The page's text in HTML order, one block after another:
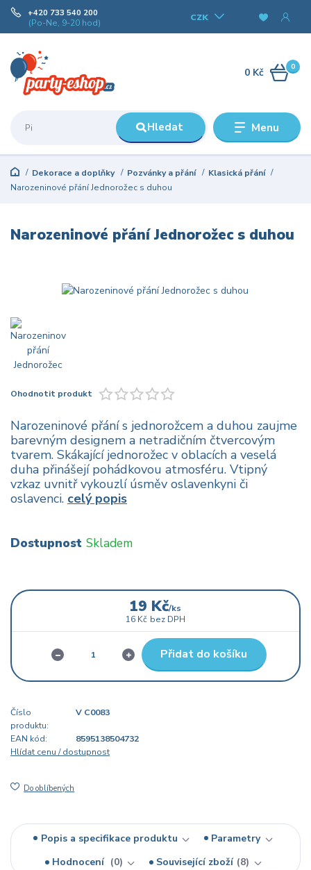
Menu
CZK
Hledat
+420 733 540 200
(Po-Ne, 9-20 hod)
0
0 Kč
Dekorace a doplňky Pozvánky a přání
Klasická přání
Narozeninové přání Jednorožec s duhou
Narozeninové přání Jednorožec s duhou
Ohodnotit produkt
Narozeninové přání s jednorožcem a duhou zaujme
barevným designem a netradičním čtvercovým
tvarem. Skákající jednorožec v oblacích a veselá
duha přinášejí pohádkovou atmosféru. Vtipný
vzkaz uvnitř vykouzlí úsměv oslavenkyni či
oslavenci. celý popis
Dostupnost Skladem
19 Kč/ks
16 Kč bez DPH
Přidat do košíku
Číslo
produktu:
V C0083
EAN kód:
8595138504732
Hlídat cenu / dostupnost
Do oblíbených
Popis a specifikace produktu
Parametry
Hodnocení
0 Související zboží 8